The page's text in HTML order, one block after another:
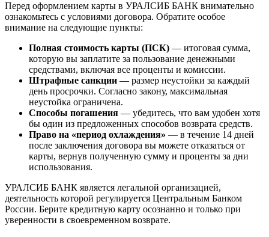
Перед оформлением карты в УРАЛСИБ БАНК внимательно
ознакомьтесь с условиями договора. Обратите особое
внимание на следующие пункты:
Полная стоимость карты (ПСК) — итоговая сумма,
которую вы заплатите за пользование денежными
средствами, включая все проценты и комиссии.
Штрафные санкции — размер неустойки за каждый
день просрочки. Согласно закону, максимальная
неустойка ограничена.
Способы погашения — убедитесь, что вам удобен хотя
бы один из предложенных способов возврата средств.
Право на «период охлаждения» — в течение 14 дней
после заключения договора вы можете отказаться от
карты, вернув полученную сумму и проценты за дни
использования.
УРАЛСИБ БАНК является легальной организацией,
деятельность которой регулируется Центральным Банком
России. Берите кредитную карту осознанно и только при
уверенности в своевременном возврате.